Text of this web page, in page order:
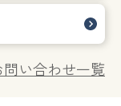
問い合わせ一覧